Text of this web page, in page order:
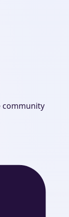
community